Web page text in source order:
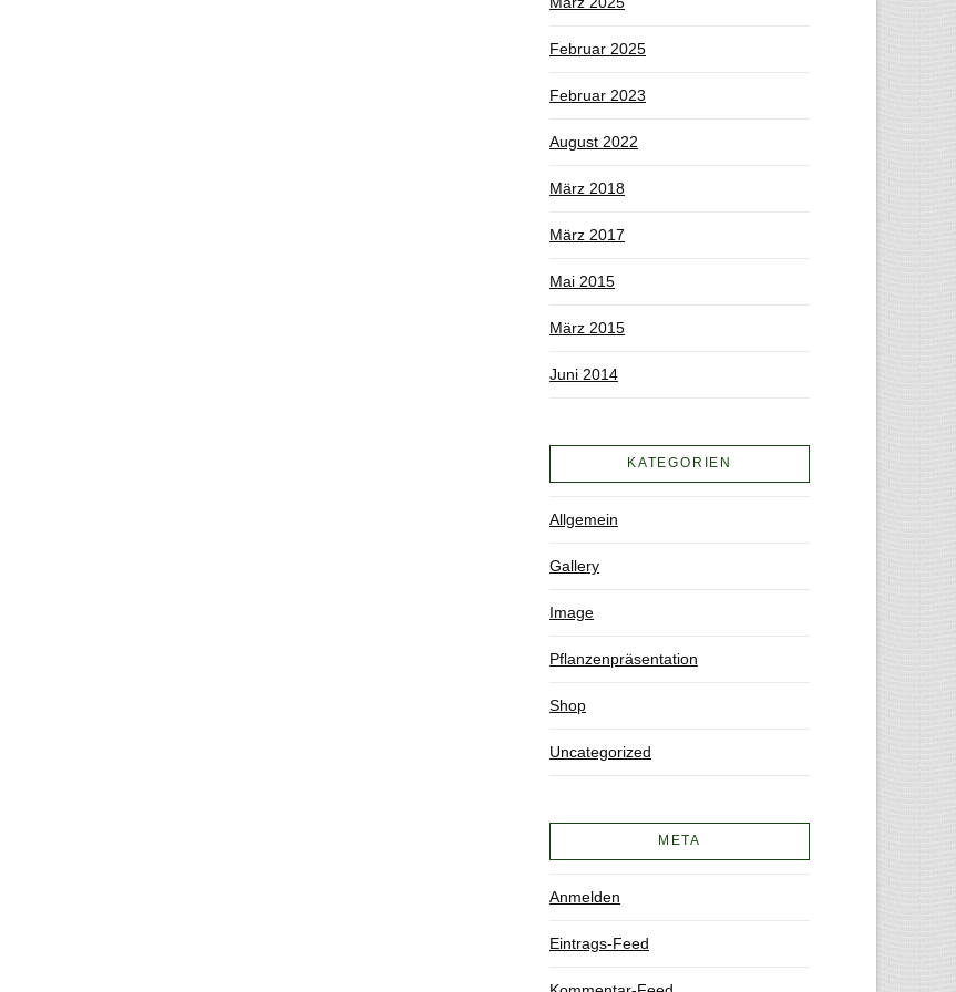
Februar 2025
Februar 2023
August 2022
März 2018
März 2017
Mai 2015
März 2015
Juni 2014
KATEGORIEN
Allgemein
Gallery
Image
Pflanzenpräsentation
Shop
Uncategorized
META
Anmelden
Eintrags-Feed